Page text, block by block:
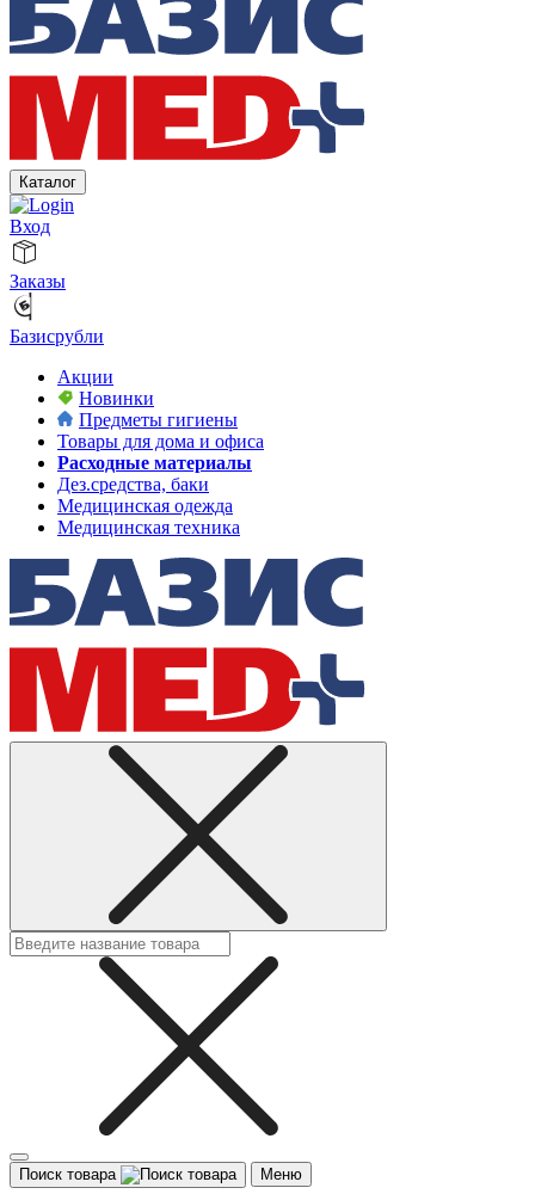
Каталог
Вход
Заказы
Базисрубли
Акции
Новинки
Предметы гигиены
Товары для дома и офиса
Расходные материалы
Дез.средства, баки
Медицинская одежда
Медицинская техника
Поиск товара Меню